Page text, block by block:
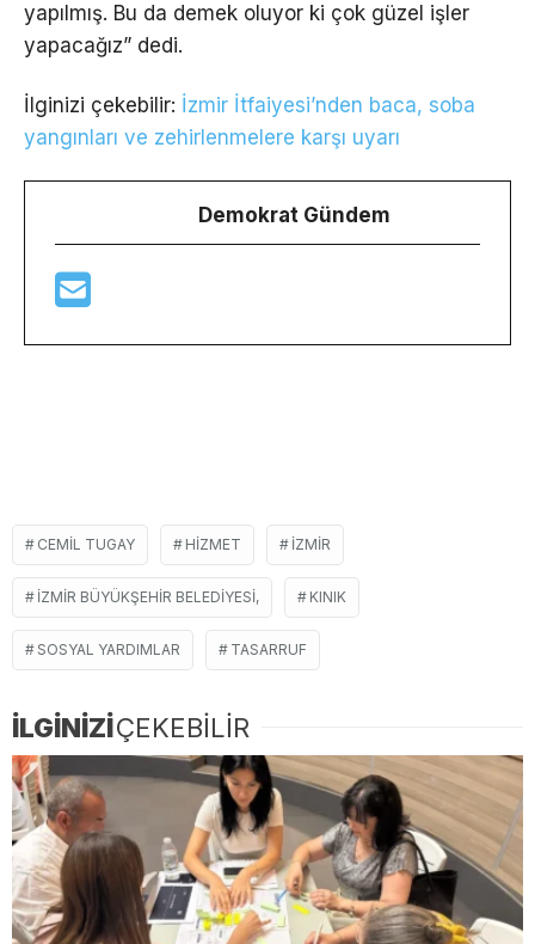
yapılmış. Bu da demek oluyor ki çok güzel işler
yapacağız” dedi.
İlginizi çekebilir: İzmir İtfaiyesi’nden baca, soba
yangınları ve zehirlenmelere karşı uyarı
Demokrat Gündem
CEMIL TUGAY HIZMET İZMIR
İZMIR BÜYÜKŞEHIR BELEDIYESI, KINIK
SOSYAL YARDIMLAR TASARRUF
İLGİNİZİÇEKEBİLİR